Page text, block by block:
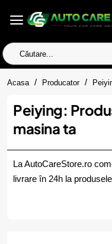
Căutare...
Acasa homeProducator
Peiying:
masina ta
La AutoCareStore.ro
livrare în 24h la